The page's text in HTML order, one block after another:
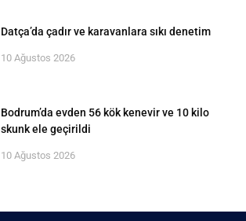
Datça’da çadır ve karavanlara sıkı denetim
10 Ağustos 2026
Bodrum’da evden 56 kök kenevir ve 10 kilo
skunk ele geçirildi
10 Ağustos 2026